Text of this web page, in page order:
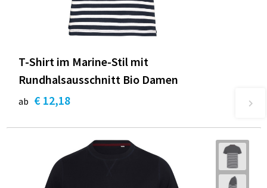
T-Shirt im Marine-Stil mit
Rundhalsausschnitt Bio Damen
ab € 12,18